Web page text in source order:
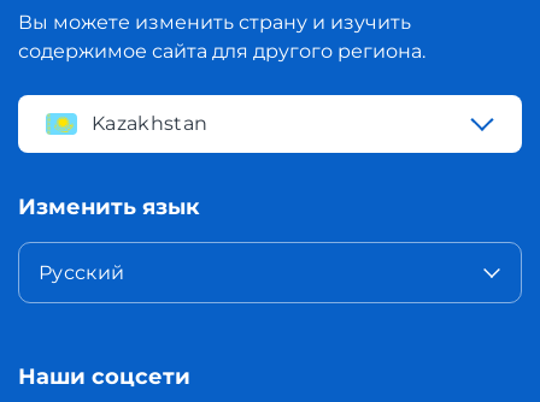
Вы можете изменить страну и изучить
содержимое сайта для другого региона.
Kazakhstan
Изменить язык
Русский
Наши соцсети